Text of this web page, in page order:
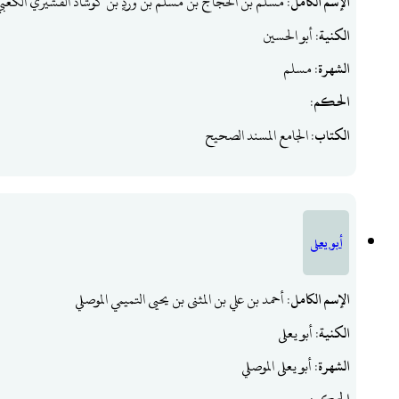
الكنية: أبو الحسين
الشهرة: مسلم
الحكم:
الكتاب: الجامع المسند الصحيح
أبو يعلى
الإسم الكامل: أحمد بن علي بن المثنى بن يحيى التميمي الموصلي
الكنية: أبو يعلى
الشهرة: أبو يعلى الموصلي